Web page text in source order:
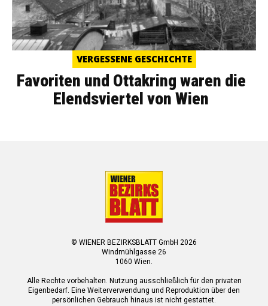
VERGESSENE GESCHICHTE
Favoriten und Ottakring waren die
Elendsviertel von Wien
© WIENER BEZIRKSBLATT GmbH 2026
Windmühlgasse 26
1060 Wien.
Alle Rechte vorbehalten. Nutzung ausschließlich für den privaten
Eigenbedarf. Eine Weiterverwendung und Reproduktion über den
persönlichen Gebrauch hinaus ist nicht gestattet.